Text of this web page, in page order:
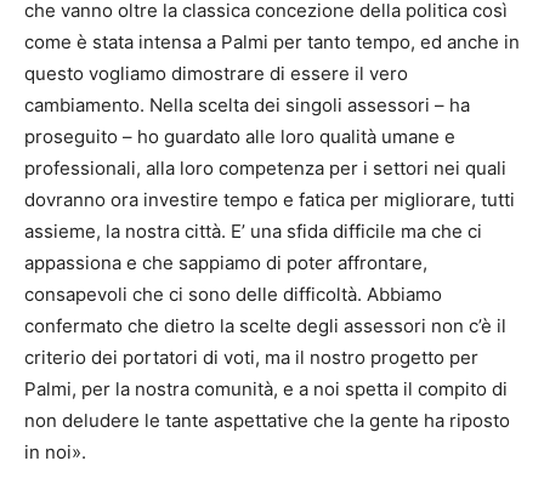
che vanno oltre la classica concezione della politica così
come è stata intensa a Palmi per tanto tempo, ed anche in
questo vogliamo dimostrare di essere il vero
cambiamento. Nella scelta dei singoli assessori – ha
proseguito – ho guardato alle loro qualità umane e
professionali, alla loro competenza per i settori nei quali
dovranno ora investire tempo e fatica per migliorare, tutti
assieme, la nostra città. E’ una sfida difficile ma che ci
appassiona e che sappiamo di poter affrontare,
consapevoli che ci sono delle difficoltà. Abbiamo
confermato che dietro la scelte degli assessori non c’è il
criterio dei portatori di voti, ma il nostro progetto per
Palmi, per la nostra comunità, e a noi spetta il compito di
non deludere le tante aspettative che la gente ha riposto
in noi».